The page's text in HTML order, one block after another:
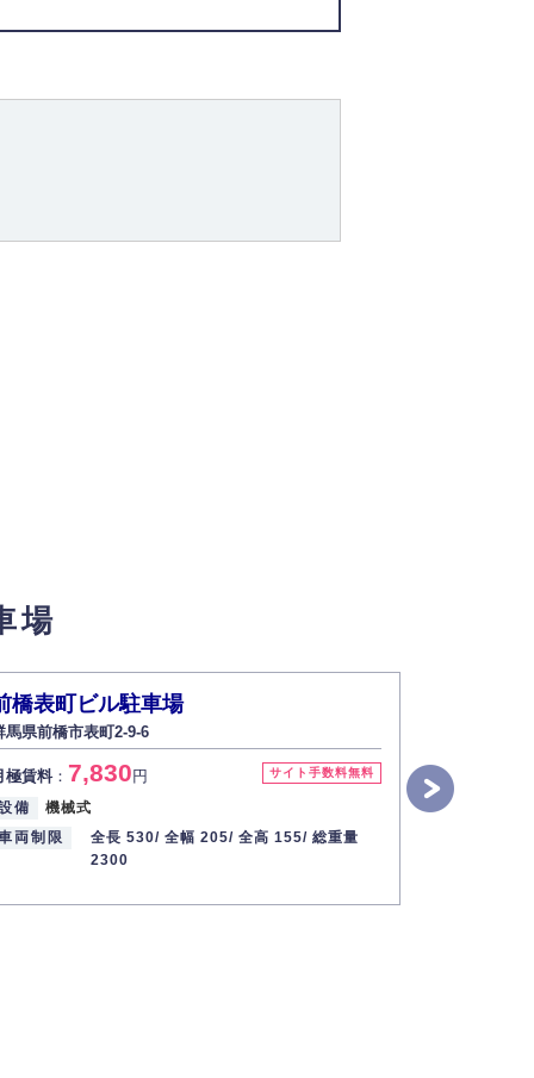
。
合は開示いたしません）。
場
橋表町ビル駐車場
馬県前橋市表町2-9-6
サイト手数料無料
極賃料： 7,830円
備
機械式
両制限
全長 530/ 全幅 205/ 全高 155/ 総重量
2300
月極賃料